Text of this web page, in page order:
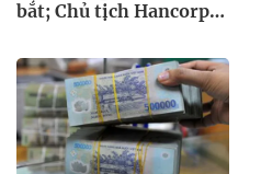
bắt; Chủ tịch Hancorp